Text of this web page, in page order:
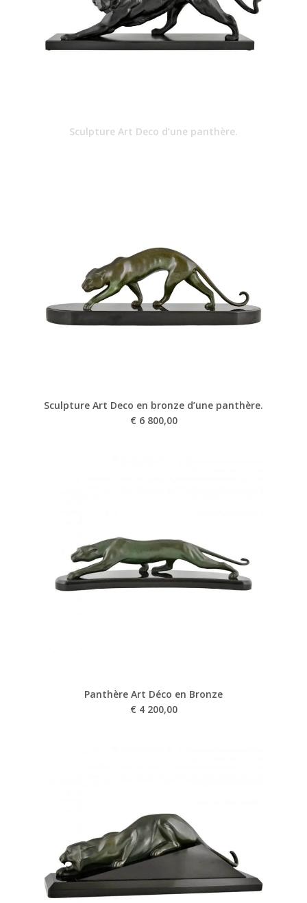
Sculpture Art Deco d’une panthère.
Sculpture Art Deco en bronze d’une panthère.
€ 6 800,00
Panthère Art Déco en Bronze
€ 4 200,00